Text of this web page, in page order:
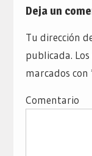
Deja un
Tu dirección
publicada.
marcados con
Comentario